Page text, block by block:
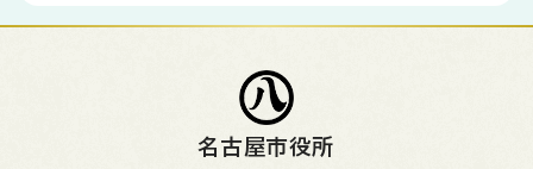
名古屋市役所